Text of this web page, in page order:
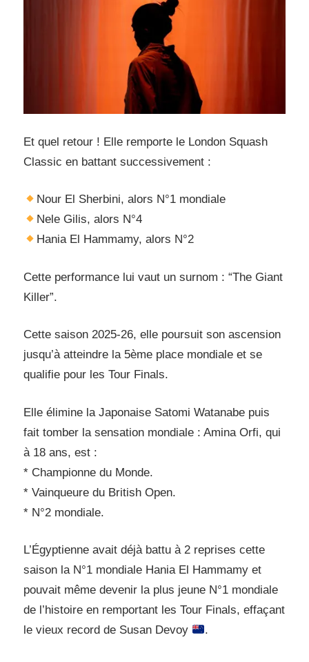
Et quel retour ! Elle remporte le London Squash
Classic en battant successivement :
Nour El Sherbini, alors N°1 mondiale
Nele Gilis, alors N°4
Hania El Hammamy, alors N°2
Cette performance lui vaut un surnom : “The Giant
Killer”.
Cette saison 2025-26, elle poursuit son ascension
jusqu’à atteindre la 5ème place mondiale et se
qualifie pour les Tour Finals.
Elle élimine la Japonaise Satomi Watanabe puis
fait tomber la sensation mondiale : Amina Orfi, qui
à 18 ans, est :
* Championne du Monde.
* Vainqueure du British Open.
* N°2 mondiale.
L’Égyptienne avait déjà battu à 2 reprises cette
saison la N°1 mondiale Hania El Hammamy et
pouvait même devenir la plus jeune N°1 mondiale
de l’histoire en remportant les Tour Finals, effaçant
le vieux record de Susan Devoy
.